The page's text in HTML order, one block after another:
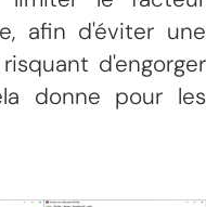
afin d'éviter une
d'engorger
donne pour les